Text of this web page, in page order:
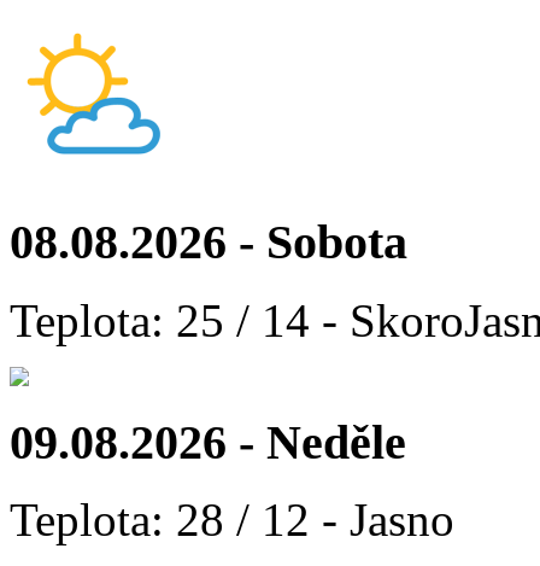
08.08.2026 - Sobota
Teplota: 25 / 14 -
09.08.2026 - Neděle
Teplota: 28 / 12 - Jasno